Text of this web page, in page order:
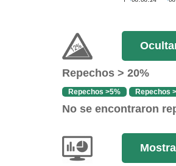
Repechos > 20%
Repechos >5% Repechos
No se encontraron